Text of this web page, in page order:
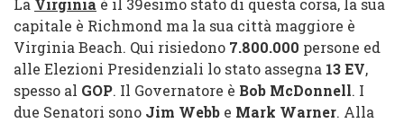
La Virginia è il 39esimo stato di questa corsa, la sua
capitale è Richmond ma la sua città maggiore è
Virginia Beach. Qui risiedono 7.800.000 persone ed
alle Elezioni Presidenziali lo stato assegna 13 EV,
spesso al GOP. Il Governatore è Bob McDonnell. I
due Senatori sono Jim Webb e Mark Warner. Alla